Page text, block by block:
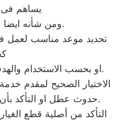
يساهم فى
ومن شأنه ايضا رفع قدرة وكفاءة الجهاز.
او بحسب الاستخدام والهدف منه الاقلال من حدوث الاعطال.
حدوث عطل او التأكد بأن الجهاز لا يعمل بالشكل المطلوب.